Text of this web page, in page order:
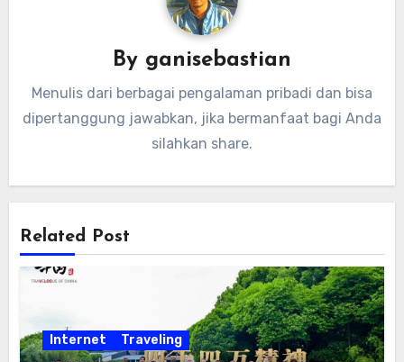
By ganisebastian
Menulis dari berbagai pengalaman pribadi dan bisa
dipertanggung jawabkan, jika bermanfaat bagi Anda
silahkan share.
Related Post
Internet Traveling